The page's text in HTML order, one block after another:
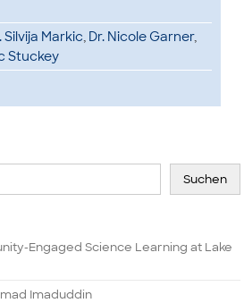
Silvija Markic, Dr. Nicole Garner,
Stuckey
Suchen
Engaged Science Learning at Lake
Imaduddin